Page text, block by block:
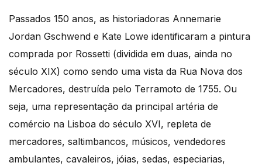
Passados 150 anos, as historiadoras Annemarie
Jordan Gschwend e Kate Lowe identificaram a pintura
comprada por Rossetti (dividida em duas, ainda no
século XIX) como sendo uma vista da Rua Nova dos
Mercadores, destruída pelo Terramoto de 1755. Ou
seja, uma representação da principal artéria de
comércio na Lisboa do século XVI, repleta de
mercadores, saltimbancos, músicos, vendedores
ambulantes, cavaleiros, jóias, sedas, especiarias,